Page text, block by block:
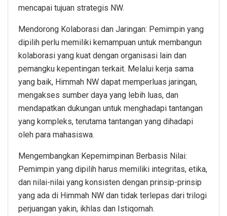
mencapai tujuan strategis NW.
Mendorong Kolaborasi dan Jaringan: Pemimpin yang
dipilih perlu memiliki kemampuan untuk membangun
kolaborasi yang kuat dengan organisasi lain dan
pemangku kepentingan terkait. Melalui kerja sama
yang baik, Himmah NW dapat memperluas jaringan,
mengakses sumber daya yang lebih luas, dan
mendapatkan dukungan untuk menghadapi tantangan
yang kompleks, terutama tantangan yang dihadapi
oleh para mahasiswa.
Mengembangkan Kepemimpinan Berbasis Nilai:
Pemimpin yang dipilih harus memiliki integritas, etika,
dan nilai-nilai yang konsisten dengan prinsip-prinsip
yang ada di Himmah NW dan tidak terlepas dari trilogi
perjuangan yakin, ikhlas dan Istiqomah.